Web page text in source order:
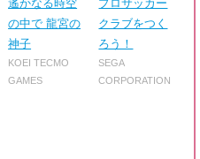
遙かなる時空
の中で 龍宮の
神子
KOEI TECMO
GAMES
プロサッカー
クラブをつく
ろう！
SEGA
CORPORATION